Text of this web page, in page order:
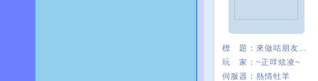
標 題：
玩 家： ~正咩炫凌~
伺服器： 熱情牡羊